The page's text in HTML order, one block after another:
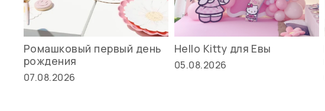
Ромашковый первый день
рождения
07.08.2026
Hello Kitty для Евы
05.08.2026